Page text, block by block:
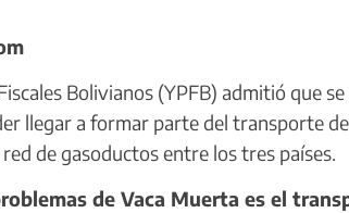
Bolivianos (YPFB) admitió que
llegar a formar parte del transporte
de gasoductos entre los tres países.
de Vaca Muerta es el